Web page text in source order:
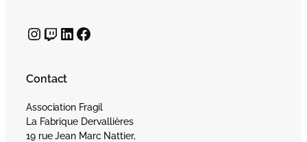
InstagramTwitch LinkedIn Facebook
Contact
Association Fragil
La Fabrique Dervallières
19 rue Jean Marc Nattier,